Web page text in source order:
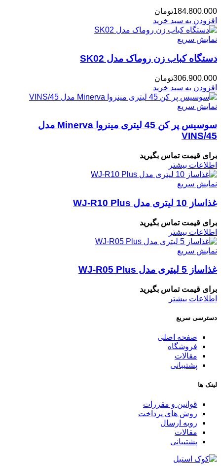
184.800.000تومان
افزودن به سبد خرید
نمایش سریع
دستگاه کباب زن روماک مدل SK02
306.900.000تومان
افزودن به سبد خرید
نمایش سریع
سوسیس پر کن 45 لیتری مینروا Minerva مدل
VINS/45
برای قیمت تماس بگیرید
اطلاعات بیشتر
نمایش سریع
غذاساز 10 لیتری مدل WJ-R10 Plus
برای قیمت تماس بگیرید
اطلاعات بیشتر
نمایش سریع
غذاساز 5 لیتری مدل WJ-R05 Plus
برای قیمت تماس بگیرید
اطلاعات بیشتر
دسترسی سریع
صفحه اصلی
فروشگاه
مقالات
پشتیبانی
لینک ها
قوانین و مقررات
روش های پرداخت
رویه ارسال
مقالات
پشتیبانی